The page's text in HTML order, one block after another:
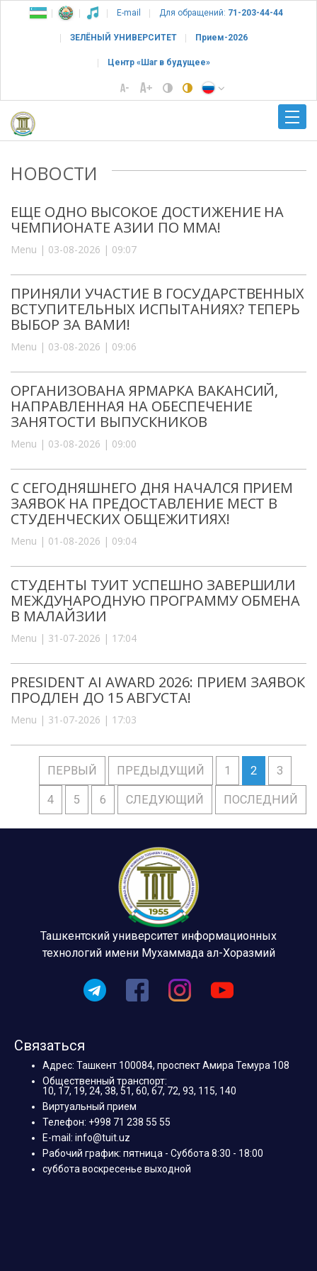
E-mail Для обращений: 71-203-44-44
ЗЕЛЁНЫЙ УНИВЕРСИТЕТ Прием-2026
Центр «Шаг в будущее»
НОВОСТИ
ЕЩЕ ОДНО ВЫСОКОЕ ДОСТИЖЕНИЕ НА
ЧЕМПИОНАТЕ АЗИИ ПО ММА!
Menu | 03-08-2026 | 09:07
ПРИНЯЛИ УЧАСТИЕ В ГОСУДАРСТВЕННЫХ
ВСТУПИТЕЛЬНЫХ ИСПЫТАНИЯХ? ТЕПЕРЬ
ВЫБОР ЗА ВАМИ!
Menu | 03-08-2026 | 09:06
ОРГАНИЗОВАНА ЯРМАРКА ВАКАНСИЙ,
НАПРАВЛЕННАЯ НА ОБЕСПЕЧЕНИЕ
ЗАНЯТОСТИ ВЫПУСКНИКОВ
Menu | 03-08-2026 | 09:00
С СЕГОДНЯШНЕГО ДНЯ НАЧАЛСЯ ПРИЕМ
ЗАЯВОК НА ПРЕДОСТАВЛЕНИЕ МЕСТ В
СТУДЕНЧЕСКИХ ОБЩЕЖИТИЯХ!
Menu | 01-08-2026 | 09:04
СТУДЕНТЫ ТУИТ УСПЕШНО ЗАВЕРШИЛИ
МЕЖДУНАРОДНУЮ ПРОГРАММУ ОБМЕНА
В МАЛАЙЗИИ
Menu | 31-07-2026 | 17:04
PRESIDENT AI AWARD 2026: ПРИЕМ ЗАЯВОК
ПРОДЛЕН ДО 15 АВГУСТА!
Menu | 31-07-2026 | 17:03
ПЕРВЫЙ ПРЕДЫДУЩИЙ 1 2 3
4 5 6 СЛЕДУЮЩИЙ ПОСЛЕДНИЙ
Ташкентский университет информационных
технологий имени Мухаммада ал-Хоразмий
Связаться
Адрес: Ташкент 100084, проспект Амира Темура 108
Общественный транспорт:
10, 17, 19, 24, 38, 51, 60, 67, 72, 93, 115, 140
Виртуальный прием
Телефон: +998 71 238 55 55
E-mail: info@tuit.uz
Рабочий график: пятница - Суббота 8:30 - 18:00
суббота воскресенье выходной